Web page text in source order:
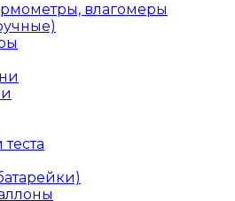
влагомеры